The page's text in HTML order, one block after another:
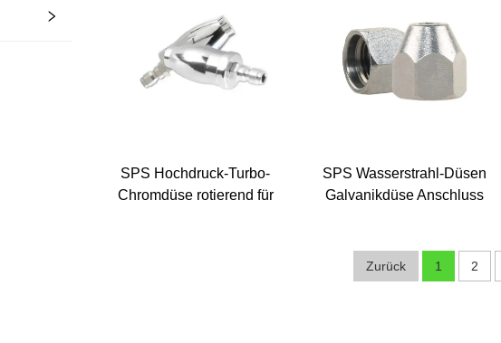
Spitzen
SPS Hochdruck-Turbo-
Chromdüse rotierend für
SPS Wasserstrahl-Düsen
Galvanikdüse Anschluss
Hochdruckreiniger-
Strahldüsen Spitzen
Zurück 1 2